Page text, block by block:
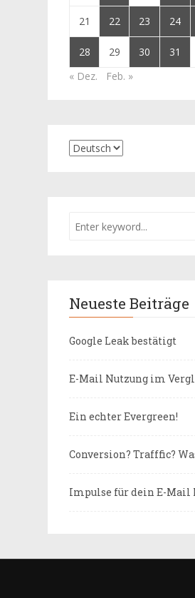
21 22 23 24
28 29 30
31
« Dez.
Feb. »
Neueste Beiträge
Google Leak bestätigt
E-Mail Nutzung im
Ein echter Evergreen!
Conversion? Trafffic?
Impulse für dein E-